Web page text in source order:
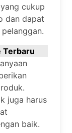
cukup
dan dapat
Terbaru
juga harus
baik.